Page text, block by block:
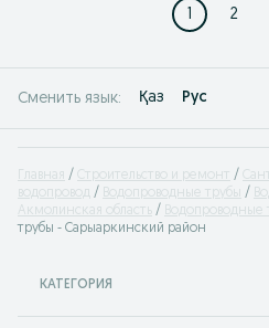
1 2
Сменить язык: Қаз Рус
Главная Строительство и ремонт
водопровод
Водопроводные трубы
Акмолинская область
Водопроводные
трубы - Сарыаркинский район
КАТЕГОРИЯ